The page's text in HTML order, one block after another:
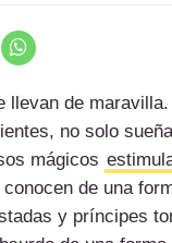
de
no solo
mágicos
de una
y príncipes